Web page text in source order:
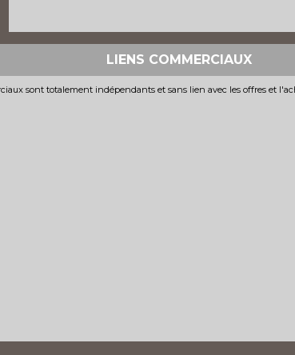
LIENS COMMERCIAUX
sont totalement indépendants et sans lien avec les offres et